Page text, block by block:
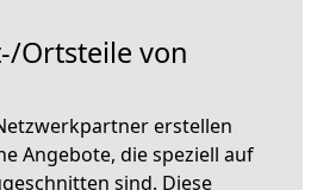
Ortsteile von
erstellen
Angebote, die speziell auf
sind. Diese